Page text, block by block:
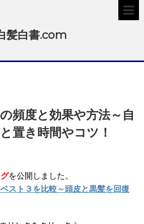
髪白書.com
頻度と効果や方法～自
置き時間やコツ！
を公開しました。
スト３を比較～頭皮と黒髪を回復